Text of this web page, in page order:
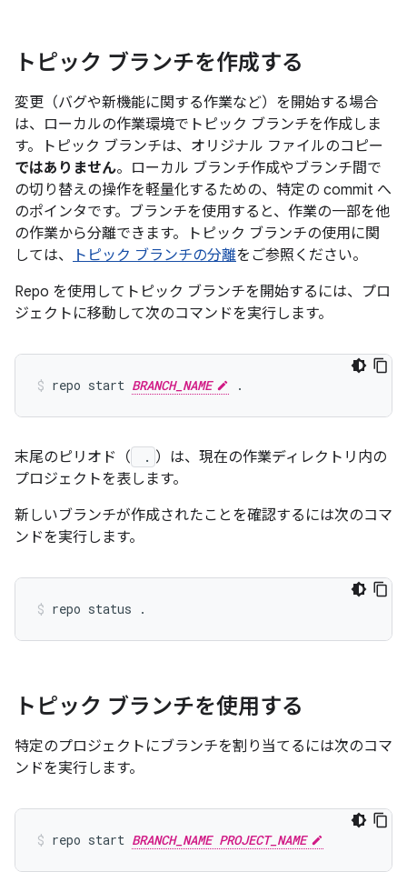
トピック ブランチを作成する
変更（バグや新機能に関する作業など）を開始する場合
は、ローカルの作業環境でトピック ブランチを作成しま
す。トピック ブランチは、オリジナル ファイルのコピー
ではありません。ローカル ブランチ作成やブランチ間で
の切り替えの操作を軽量化するための、特定の commit へ
のポインタです。ブランチを使用すると、作業の一部を他
の作業から分離できます。トピック ブランチの使用に関
しては、
トピック ブランチの分離をご参照ください。
Repo を使用してトピック ブランチを開始するには、プロ
ジェクトに移動して次のコマンドを実行します。
repo start BRANCH_NAME
末尾のピリオド（ . ）は、現在の作業ディレクトリ内の
プロジェクトを表します。
新しいブランチが作成されたことを確認するには次のコマ
ンドを実行します。
トピック ブランチを使用する
特定のプロジェクトにブランチを割り当てるには次のコマ
ンドを実行します。
repo start BRANCH_NAME PROJECT_NAME